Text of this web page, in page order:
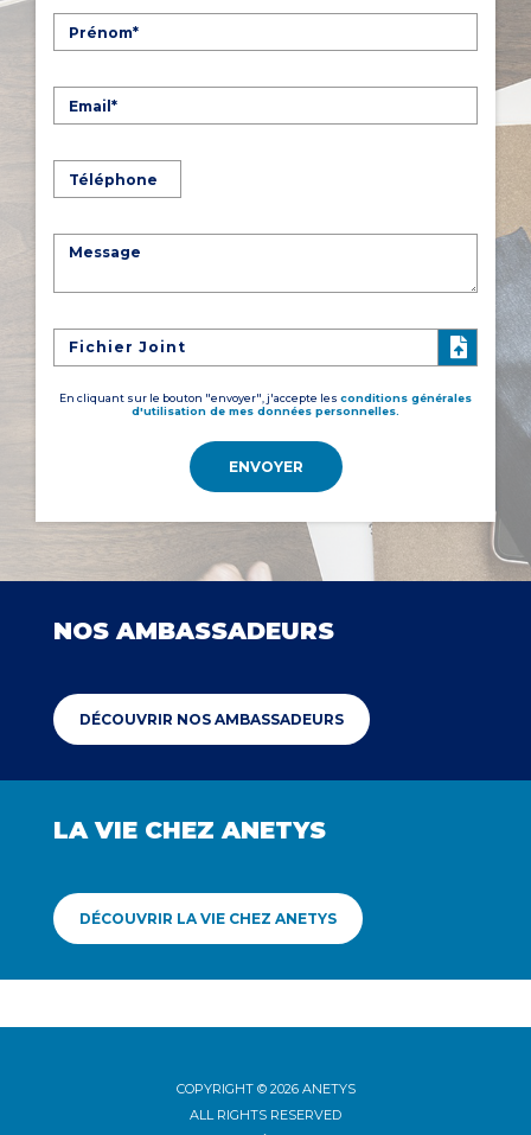
Fichier Joint
En cliquant sur le bouton "envoyer", j'accepte les conditions générales
d'utilisation de mes données personnelles.
ENVOYER
NOS AMBASSADEURS
DÉCOUVRIR NOS AMBASSADEURS
LA VIE CHEZ ANETYS
DÉCOUVRIR LA VIE CHEZ ANETYS
COPYRIGHT © 2026 ANETYS
ALL RIGHTS RESERVED